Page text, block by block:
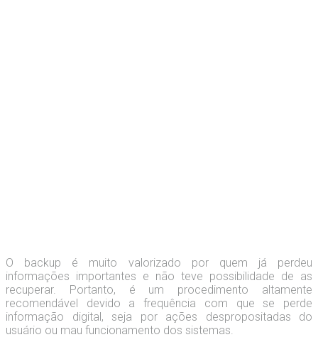
O backup é muito valorizado por quem já perdeu
informações importantes e não teve possibilidade de as
recuperar. Portanto, é um procedimento altamente
recomendável devido a frequência com que se perde
informação digital, seja por ações despropositadas do
usuário ou mau funcionamento dos sistemas.